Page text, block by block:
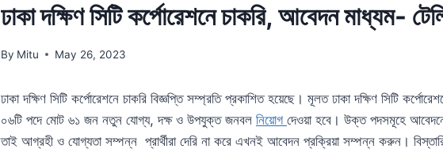
ঢাকা দক্ষিণ সিটি কর্পোরেশনে চাকরি, আবেদন মাধ্যম-
By Mitu May 26, 2023
ঢাকা দক্ষিণ সিটি কর্পোরেশনে চাকরি বিজ্ঞপ্তি সম্প্রতি প্রকাশিত হয়েছে। মূলত ঢাকা দক্ষিণ সিটি
০৬টি পদে মোট ৬১ জন নতুন যোগ্য, দক্ষ ও উপযুক্ত জনবল নিয়োগ দেওয়া হবে। উক্ত পদসমূহে
তাই আগ্রহী ও যোগ্যতা সম্পন্ন প্রার্থীরা দেরি না করে এখনই আবেদন প্রক্রিয়া সম্পন্ন করুন।